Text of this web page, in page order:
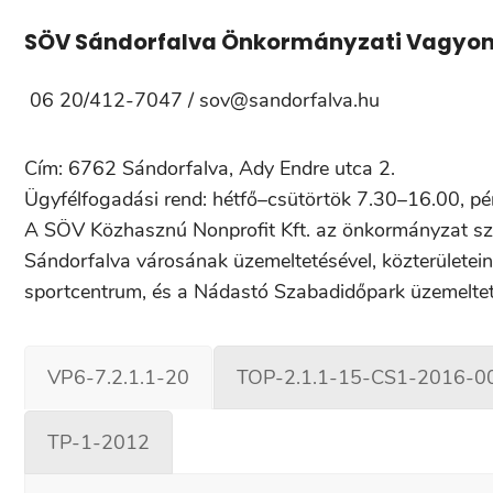
SÖV Sándorfalva Önkormányzati
06 20/412-7047 / sov@sandorfalva.hu
Cím: 6762 Sándorfalva, Ady Endre utca 2.
Ügyfélfogadási rend: hétfő–csütörtök 7.30–16.00,
A SÖV Közhasznú Nonprofit Kft. az önkormányzat
Sándorfalva városának üzemeltetésével,
sportcentrum, és a Nádastó Szabadidőpark
VP6-7.2.1.1-20 TOP-2.1.1-15-CS1-2016-
TP-1-2012